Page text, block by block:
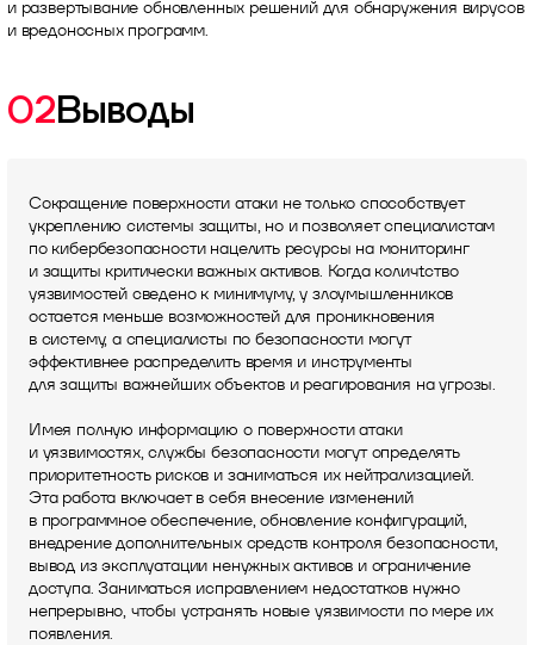
и развертывание обновленных решений для обнаружения вирусов
и вредоносных программ.
02Выводы
Сокращение поверхности атаки не только способствует
укреплению системы защиты, но и позволяет специалистам
по кибербезопасности нацелить ресурсы на мониторинг
и защиты критически важных активов. Когда количtство
уязвимостей сведено к минимуму, у злоумышленников
остается меньше возможностей для проникновения
в систему, а специалисты по безопасности могут
эффективнее распределить время и инструменты
для защиты важнейших объектов и реагирования на угрозы.
Имея полную информацию о поверхности атаки
и уязвимостях, службы безопасности могут определять
приоритетность рисков и заниматься их нейтрализацией.
Эта работа включает в себя внесение изменений
в программное обеспечение, обновление конфигураций,
внедрение дополнительных средств контроля безопасности,
вывод из эксплуатации ненужных активов и ограничение
доступа. Заниматься исправлением недостатков нужно
непрерывно, чтобы устранять новые уязвимости по мере их
появления.